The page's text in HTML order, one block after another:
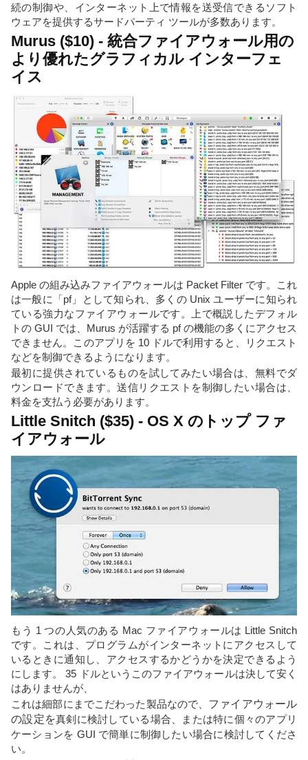
続の制御や、インターネット上で情報を送受信できるソフト
ウェアを提供するサードパーティ ツールが多数あります。
Murus ($10) - 統合ファイアウォール用の
より優れたグラフィカル インターフェ
イス
Apple の組み込みファイアウォールは Packet Filter です。これ
は一般に「pf」として知られ、多くの Unix ユーザーに知られ
ている強力なファイアウォールです。上で概説したデフォル
トの GUI では、Murus が活躍する pf の機能の多くにアクセス
できません。このアプリを 10 ドルで利用すると、リクエスト
などを制御できるようになります。
最初に提供されているものを試してみたい場合は、無料でダ
ウンロードできます。送信リクエストを制御したい場合は、
料金を支払う必要があります。
Little Snitch ($35) - OS X のトップ ファ
イアウォール
もう 1 つの人気のある Mac ファイアウォールは Little Snitch
です。これは、プログラムがインターネットにアクセスして
いるときに通知し、アクセスするかどうかを決定できるよう
にします。 35 ドルというこのファイアウォールは決して安く
はありませんが、
これは細部にまでこだわった製品なので、 ファイアウォール
の設定を真剣に検討している場合、または特に個々のアプリ
ケーションを GUI で簡単に制御したい場合に検討してくださ
い。